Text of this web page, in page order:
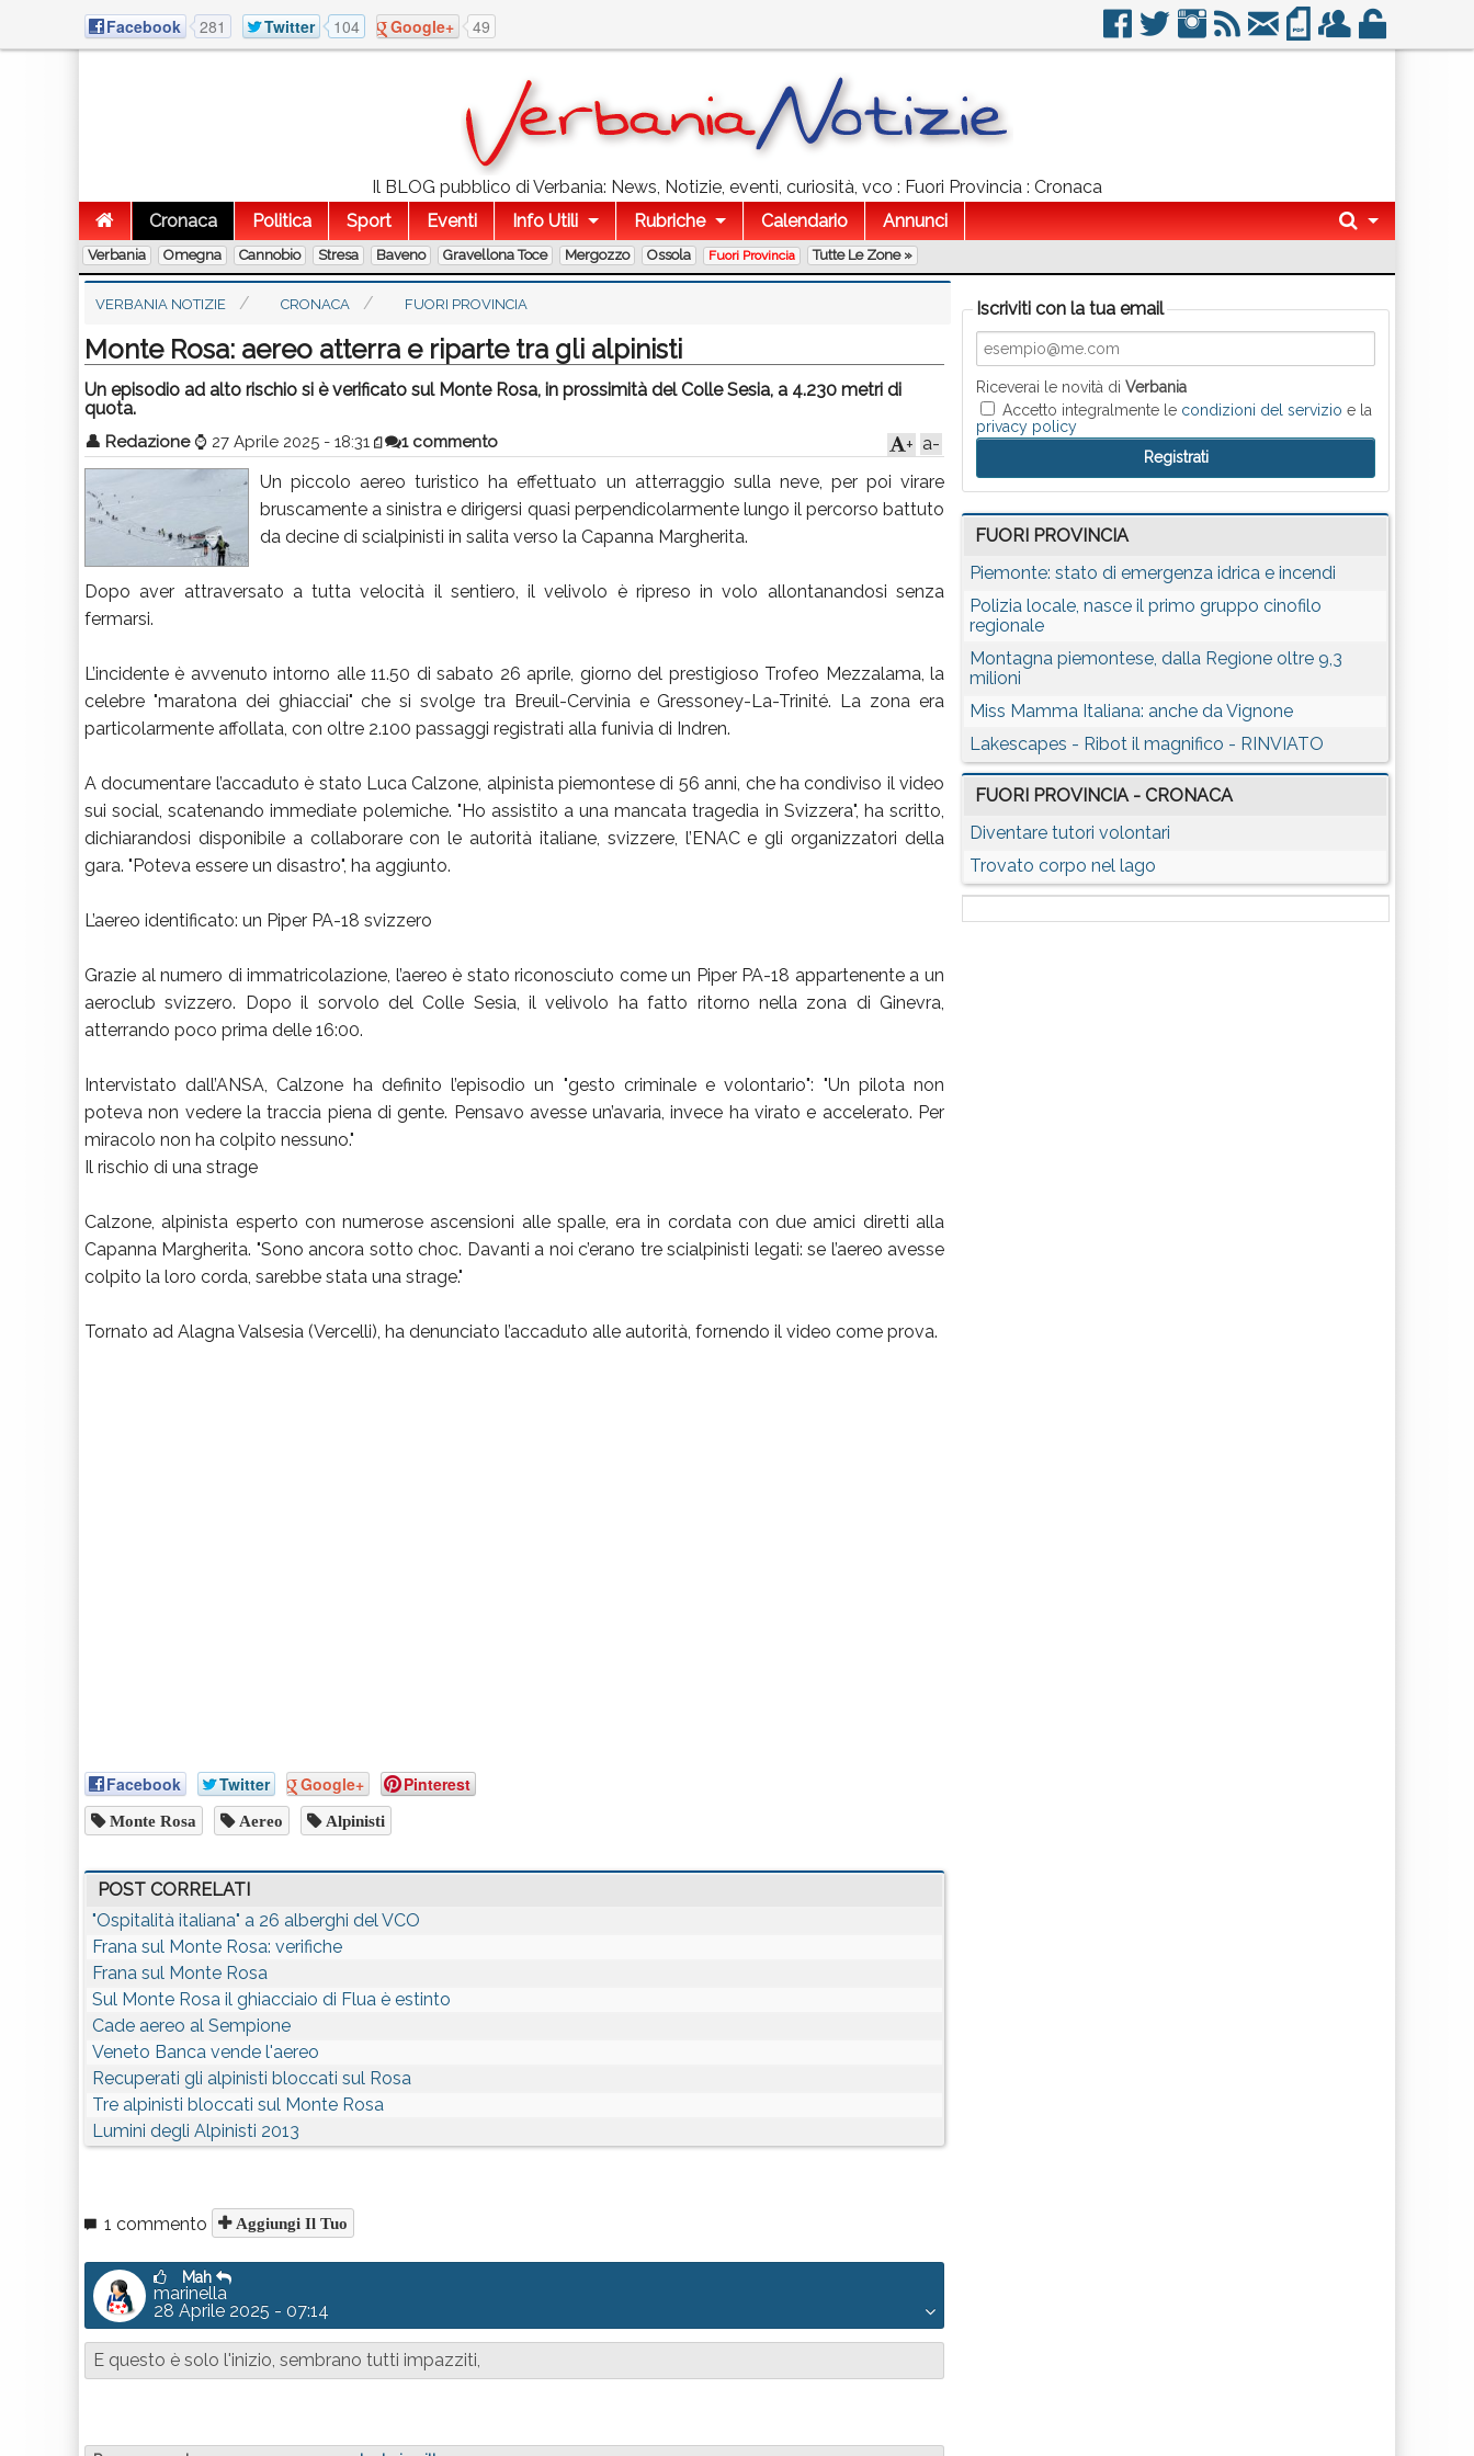
Facebook 281 Twitter 104 Google+ 49
Il BLOG pubblico di Verbania: News, Notizie, eventi, curiosità, vco : Fuori Provincia : Cronaca
Cronaca
Politica Sport Eventi Info Utili Rubriche Calendario Annunci
Verbania Omegna Cannobio Stresa Baveno Gravellona Toce Mergozzo Ossola Fuori Provincia Tutte Le Zone »
VERBANIA NOTIZIE CRONACA FUORI PROVINCIA
Monte Rosa: aereo atterra e riparte tra gli alpinisti
Un episodio ad alto rischio si è verificato sul Monte Rosa, in prossimità del Colle Sesia, a 4.230 metri di
quota.
👤 Redazione ⌚ 27 Aprile 2025 - 18:31 1 commento a-
+
Un piccolo aereo turistico ha effettuato un atterraggio sulla neve, per poi virare
bruscamente a sinistra e dirigersi quasi perpendicolarmente lungo il percorso battuto
da decine di scialpinisti in salita verso la Capanna Margherita.
Dopo aver attraversato a tutta velocità il sentiero, il velivolo è ripreso in volo allontanandosi senza
fermarsi.
L’incidente è avvenuto intorno alle 11.50 di sabato 26 aprile, giorno del prestigioso Trofeo Mezzalama, la
celebre "maratona dei ghiacciai" che si svolge tra Breuil-Cervinia e Gressoney-La-Trinité. La zona era
particolarmente affollata, con oltre 2.100 passaggi registrati alla funivia di Indren.
A documentare l’accaduto è stato Luca Calzone, alpinista piemontese di 56 anni, che ha condiviso il video
sui social, scatenando immediate polemiche. "Ho assistito a una mancata tragedia in Svizzera", ha scritto,
dichiarandosi disponibile a collaborare con le autorità italiane, svizzere, l’ENAC e gli organizzatori della
gara. "Poteva essere un disastro", ha aggiunto.
L’aereo identificato: un Piper PA-18 svizzero
Grazie al numero di immatricolazione, l’aereo è stato riconosciuto come un Piper PA-18 appartenente a un
aeroclub svizzero. Dopo il sorvolo del Colle Sesia, il velivolo ha fatto ritorno nella zona di Ginevra,
atterrando poco prima delle 16:00.
Intervistato dall’ANSA, Calzone ha definito l’episodio un "gesto criminale e volontario": "Un pilota non
poteva non vedere la traccia piena di gente. Pensavo avesse un’avaria, invece ha virato e accelerato. Per
miracolo non ha colpito nessuno."
Il rischio di una strage
Calzone, alpinista esperto con numerose ascensioni alle spalle, era in cordata con due amici diretti alla
Capanna Margherita. "Sono ancora sotto choc. Davanti a noi c’erano tre scialpinisti legati: se l’aereo avesse
colpito la loro corda, sarebbe stata una strage."
Tornato ad Alagna Valsesia (Vercelli), ha denunciato l’accaduto alle autorità, fornendo il video come prova.
Facebook Twitter Google+ Pinterest
Monte Rosa Aereo Alpinisti
POST CORRELATI
"Ospitalità italiana" a 26 alberghi del VCO
Frana sul Monte Rosa: verifiche
Frana sul Monte Rosa
Sul Monte Rosa il ghiacciaio di Flua è estinto
Cade aereo al Sempione
Veneto Banca vende l'aereo
Recuperati gli alpinisti bloccati sul Rosa
Tre alpinisti bloccati sul Monte Rosa
Lumini degli Alpinisti 2013
1 commento Aggiungi Il Tuo
Mah
marinella
28 Aprile 2025 - 07:14
E questo è solo l'inizio, sembrano tutti impazziti,
Iscriviti con la tua email
Riceverai le novità diVerbania
Accetto integralmente le condizioni del servizio e la
privacy policy
FUORI PROVINCIA
Piemonte: stato di emergenza idrica e incendi
Polizia locale, nasce il primo gruppo cinofilo
regionale
Montagna piemontese, dalla Regione oltre 9,3
milioni
Miss Mamma Italiana: anche da Vignone
Lakescapes - Ribot il magnifico - RINVIATO
FUORI PROVINCIA - CRONACA
Diventare tutori volontari
Trovato corpo nel lago